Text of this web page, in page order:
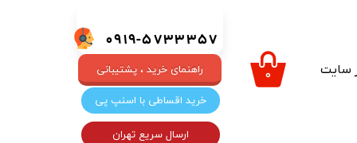
0919-5733357
سایت ۰
خرید اقساطی با اسنپ پی
ارسال سریع تهران
راهنمای خرید ، پشتیبانی